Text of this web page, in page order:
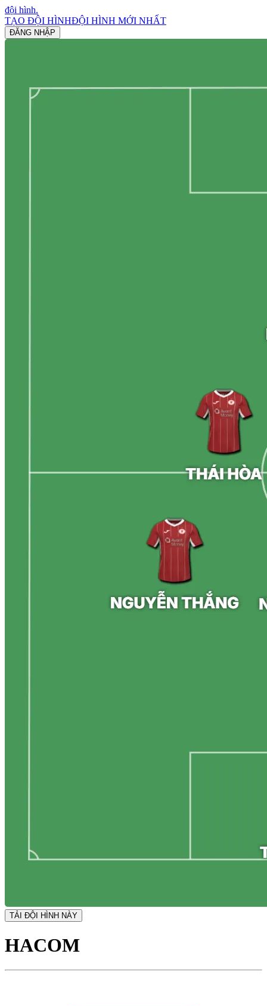
đội hình.
TẠO ĐỘI HÌNHĐỘI HÌNH MỚI NHẤT
ĐĂNG NHẬP
TẢI ĐỘI HÌNH NÀY
HACOM